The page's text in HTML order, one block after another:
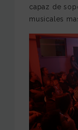
capaz de
musicales